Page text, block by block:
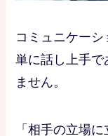
コミュニケーシ
単に話し上手で
ません。
「相手の立場